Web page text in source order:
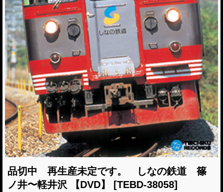
品切中 再生産未定です。 しなの鉄道 篠
ノ井〜軽井沢 【DVD】
[TEBD-38058]